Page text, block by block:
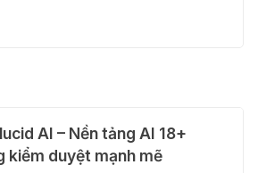
video AI nhảy múa với Google
Control
AI – Nền tảng AI 18+
kiểm duyệt mạnh mẽ